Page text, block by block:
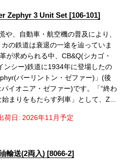
Zephyr 3 Unit Set [106-101]
や、自動車・航空機の普及により、
の鉄道は衰退の一途を辿っていま
が求められる中、CB&Q(シカゴ・
ンシー)鉄道に1934年に登場したの
バーリントン・ゼファー)」(後
イオニア・ゼファー)です。「“終わ
始まりをもたらす列車」として、Z...
荷日: 2026年11月予定
輸送(2両入) [8066-2]